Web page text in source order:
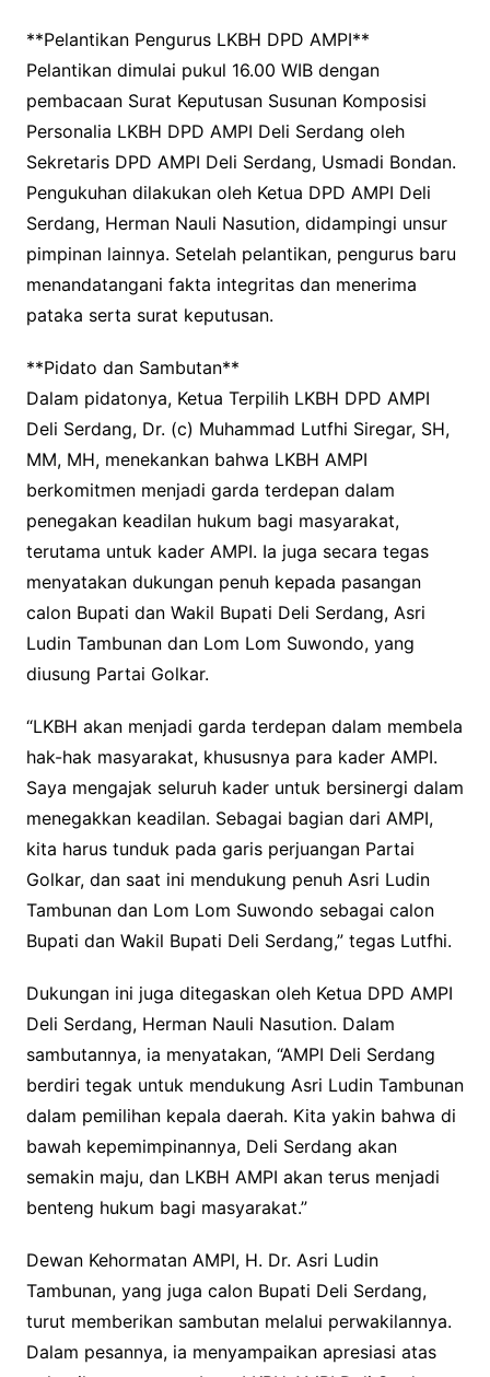
**Pelantikan Pengurus LKBH DPD AMPI**
Pelantikan dimulai pukul 16.00 WIB dengan
pembacaan Surat Keputusan Susunan Komposisi
Personalia LKBH DPD AMPI Deli Serdang oleh
Sekretaris DPD AMPI Deli Serdang, Usmadi Bondan.
Pengukuhan dilakukan oleh Ketua DPD AMPI Deli
Serdang, Herman Nauli Nasution, didampingi unsur
pimpinan lainnya. Setelah pelantikan, pengurus baru
menandatangani fakta integritas dan menerima
pataka serta surat keputusan.
**Pidato dan Sambutan**
Dalam pidatonya, Ketua Terpilih LKBH DPD AMPI
Deli Serdang, Dr. (c) Muhammad Lutfhi Siregar, SH,
MM, MH, menekankan bahwa LKBH AMPI
berkomitmen menjadi garda terdepan dalam
penegakan keadilan hukum bagi masyarakat,
terutama untuk kader AMPI. Ia juga secara tegas
menyatakan dukungan penuh kepada pasangan
calon Bupati dan Wakil Bupati Deli Serdang, Asri
Ludin Tambunan dan Lom Lom Suwondo, yang
diusung Partai Golkar.
“LKBH akan menjadi garda terdepan dalam membela
hak-hak masyarakat, khususnya para kader AMPI.
Saya mengajak seluruh kader untuk bersinergi dalam
menegakkan keadilan. Sebagai bagian dari AMPI,
kita harus tunduk pada garis perjuangan Partai
Golkar, dan saat ini mendukung penuh Asri Ludin
Tambunan dan Lom Lom Suwondo sebagai calon
Bupati dan Wakil Bupati Deli Serdang,” tegas Lutfhi.
Dukungan ini juga ditegaskan oleh Ketua DPD AMPI
Deli Serdang, Herman Nauli Nasution. Dalam
sambutannya, ia menyatakan, “AMPI Deli Serdang
berdiri tegak untuk mendukung Asri Ludin Tambunan
dalam pemilihan kepala daerah. Kita yakin bahwa di
bawah kepemimpinannya, Deli Serdang akan
semakin maju, dan LKBH AMPI akan terus menjadi
benteng hukum bagi masyarakat.”
Dewan Kehormatan AMPI, H. Dr. Asri Ludin
Tambunan, yang juga calon Bupati Deli Serdang,
turut memberikan sambutan melalui perwakilannya.
Dalam pesannya, ia menyampaikan apresiasi atas